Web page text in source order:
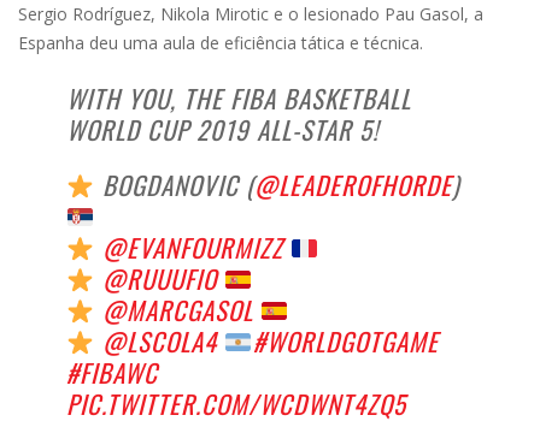
Sergio Rodríguez, Nikola Mirotic e o lesionado Pau Gasol, a
Espanha deu uma aula de eficiência tática e técnica.
WITH YOU, THE FIBA BASKETBALL
WORLD CUP 2019 ALL-STAR 5!
BOGDANOVIC (@LEADEROFHORDE)
@EVANFOURMIZZ
@RUUUFIO
@MARCGASOL
@LSCOLA4
#WORLDGOTGAME
#FIBAWC
PIC.TWITTER.COM/WCDWNT4ZQ5